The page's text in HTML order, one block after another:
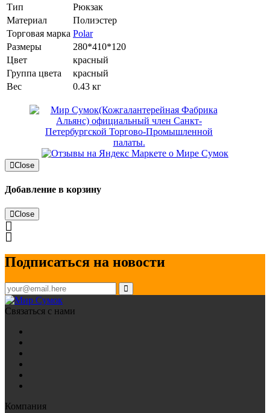
Тип
Рюкзак
Материал
Полиэстер
Торговая марка Polar
Размеры
280*410*120
Цвет
красный
Группа цвета
красный
Вес
0.43 кг
Close
Добавление в корзину
Close
Подписаться на новости
Связаться с нами
Компания